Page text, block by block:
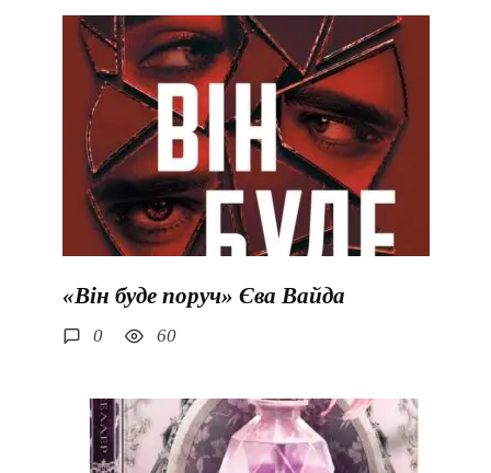
«Він буде поруч» Єва Вайда
0 60